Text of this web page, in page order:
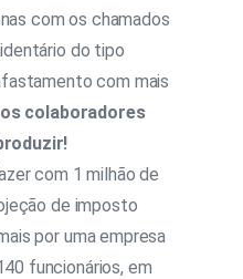
com os chamados
do tipo
com mais
colaboradores
com 1 milhão de
de imposto
por uma empresa
funcionários, em